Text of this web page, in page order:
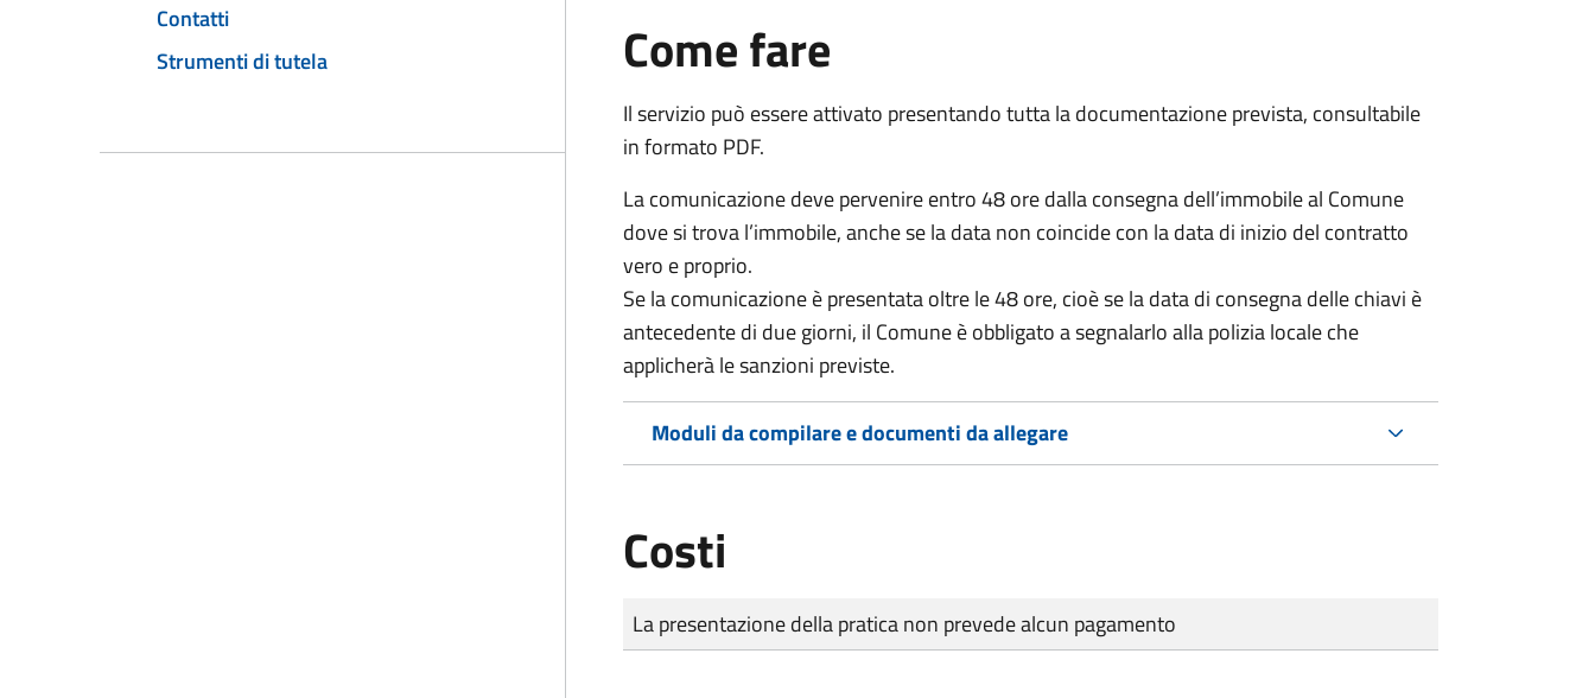
Contatti
Strumenti di tutela
Come fare
Il servizio può essere attivato presentando tutta la documentazione prevista, consultabile
in formato PDF.
La comunicazione deve pervenireentro 48 oredalla consegna dell’immobile al Comune
dove si trova l’immobile, anche se la data non coincide con la data di inizio del contratto
vero e proprio.
Se la comunicazione è presentata oltre le 48 ore, cioè se la data di consegna delle chiavi è
antecedente di due giorni, il Comune è obbligato a segnalarlo alla polizia locale che
applicherà le sanzioni previste.
Moduli da compilare e documenti da allegare
Costi
Tipo di pagamento
Importo
La presentazione della pratica non prevede alcun pagamento